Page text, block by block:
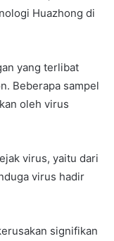
Huazhong di
yang terlibat
Beberapa sampel
oleh virus
virus, yaitu dari
virus hadir
signifikan